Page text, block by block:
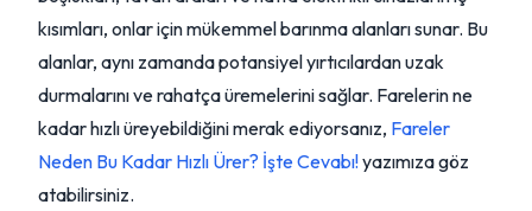
kısımları, onlar için mükemmel barınma alanları sunar. Bu
alanlar, aynı zamanda potansiyel yırtıcılardan uzak
durmalarını ve rahatça üremelerini sağlar. Farelerin ne
kadar hızlı üreyebildiğini merak ediyorsanız, Fareler
Neden Bu Kadar Hızlı Ürer? İşte Cevabı!yazımıza göz
atabilirsiniz.